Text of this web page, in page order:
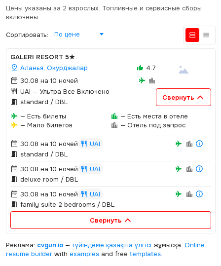
Цены указаны за 2 взрослых. Топливные и сервисные сборы
включены.
Сортировать: По цене
GALERI RESORT 5★
Аланья, Окурджалар
30.08 на 10 ночей
UAI — Ультра Все Включено
4.7
standard / DBL
Свернуть
— Есть билеты
— Мало билетов
— Есть места в отеле
— Отель под запрос
30.08 на 10 ночей
UAI
standard / DBL
30.08 на 10 ночей
UAI
deluxe room / DBL
30.08 на 10 ночей
UAI
family suite 2 bedrooms / DBL
Свернуть
Реклама: cvgun.io— түйіндеме қазақша үлгісі жұмысқа. Online
resume builderwith examplesand free templates.